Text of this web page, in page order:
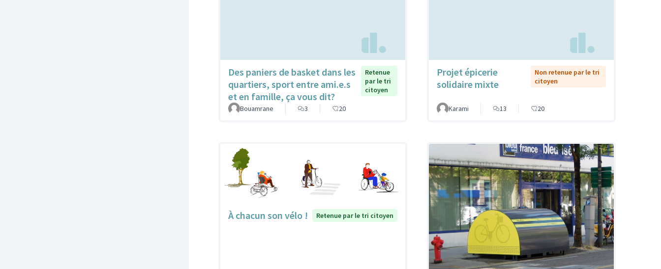
Des paniers de basket dans les
quartiers, sport entre ami.e.s
et en famille, ça vous dit?
Retenue
par le tri
citoyen
Bouamrane 3 20
Projet épicerie
solidaire mixte
Non retenue par le tri
citoyen
Karami 13 20
À chacun son vélo ! Retenue par le tri citoyen